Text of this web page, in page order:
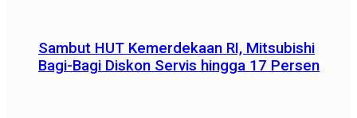
Sambut HUT Kemerdekaan RI, Mitsubishi
Bagi-Bagi Diskon Servis hingga 17 Persen